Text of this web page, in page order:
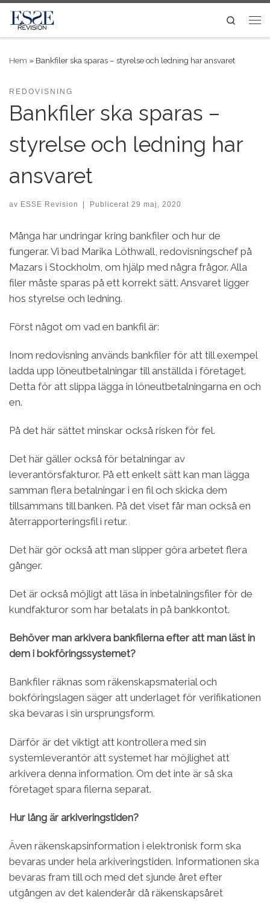
Skip to content
Search
Hem » Bankfiler ska sparas – styrelse och ledning har ansvaret
REDOVISNING
Bankfiler ska sparas –
styrelse och ledning har
ansvaret
av ESSE Revision Publicerat 29 maj, 2020
Många har undringar kring bankfiler och hur de
fungerar. Vi bad Marika Löthwall, redovisningschef på
Mazars i Stockholm, om hjälp med några frågor. Alla
filer måste sparas på ett korrekt sätt. Ansvaret ligger
hos styrelse och ledning.
Först något om vad en bankfil är:
Inom redovisning används bankfiler för att till exempel
ladda upp löneutbetalningar till anställda i företaget.
Detta för att slippa lägga in löneutbetalningarna en och
en.
På det här sättet minskar också risken för fel.
Det här gäller också för betalningar av
leverantörsfakturor. På ett enkelt sätt kan man lägga
samman flera betalningar i en fil och skicka dem
tillsammans till banken. På det viset får man också en
återrapporteringsfil i retur.
Det här gör också att man slipper göra arbetet flera
gånger.
Det är också möjligt att läsa in inbetalningsfiler för de
kundfakturor som har betalats in på bankkontot.
Behöver man arkivera bankfilerna efter att man läst in
dem i bokföringssystemet?
Bankfiler räknas som räkenskapsmaterial och
bokföringslagen säger att underlaget för verifikationen
ska bevaras i sin ursprungsform.
Därför är det viktigt att kontrollera med sin
systemleverantör att systemet har möjlighet att
arkivera denna information. Om det inte är så ska
företaget spara filerna separat.
Hur lång är arkiveringstiden?
Även räkenskapsinformation i elektronisk form ska
bevaras under hela arkiveringstiden. Informationen ska
bevaras fram till och med det sjunde året efter
utgången av det kalenderår då räkenskapsåret